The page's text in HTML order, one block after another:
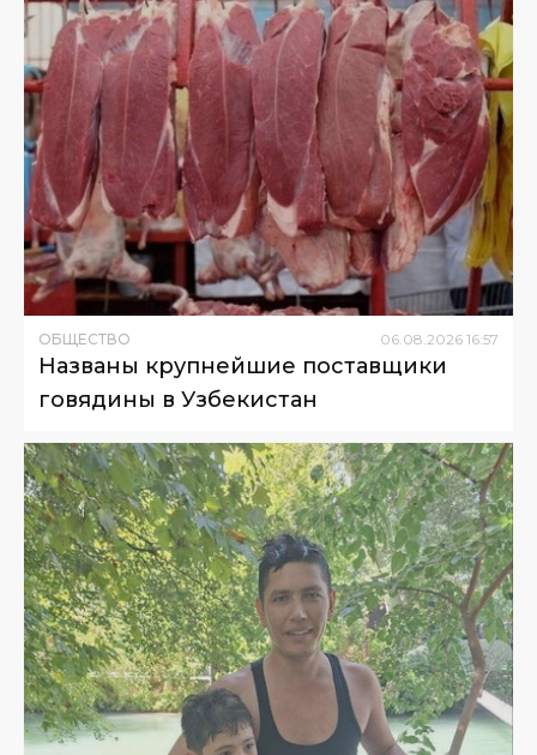
ОБЩЕСТВО 06.08.2026 16:57
Названы крупнейшие поставщики
говядины в Узбекистан